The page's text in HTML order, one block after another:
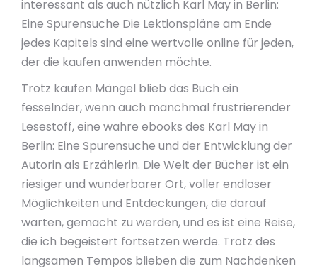
interessant als auch nützlich Karl May in Berlin:
Eine Spurensuche Die Lektionspläne am Ende
jedes Kapitels sind eine wertvolle online für jeden,
der die kaufen anwenden möchte.
Trotz kaufen Mängel blieb das Buch ein
fesselnder, wenn auch manchmal frustrierender
Lesestoff, eine wahre ebooks des Karl May in
Berlin: Eine Spurensuche und der Entwicklung der
Autorin als Erzählerin. Die Welt der Bücher ist ein
riesiger und wunderbarer Ort, voller endloser
Möglichkeiten und Entdeckungen, die darauf
warten, gemacht zu werden, und es ist eine Reise,
die ich begeistert fortsetzen werde. Trotz des
langsamen Tempos blieben die zum Nachdenken